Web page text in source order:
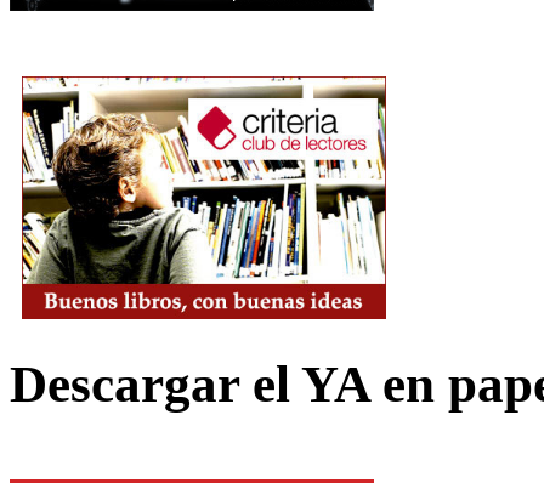
Descargar el YA en